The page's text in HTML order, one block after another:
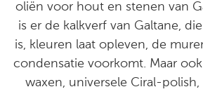
oliën voor hout en stenen van
is er de kalkverf van Galtane,
is, kleuren laat opleven, de
condensatie voorkomt. Maar
waxen, universele Ciral-polish,